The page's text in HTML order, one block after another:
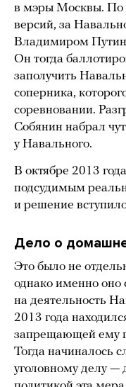
в мэры Москвы. По
версий, за
Владимиром
Он тогда
заполучить
соперника,
соревновании.
Собянин набрал
у Навального.
В октябре 2013
подсудимым
и решение
Дело о
Это было не
однако именно оно
на деятельность
2013 года
запрещающей ему
Тогда начиналось
уголовному делу —